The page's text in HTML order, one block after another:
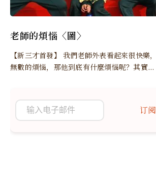
老師的煩惱〈圖〉
【新三才首發】 我們老師外表看起來很快樂，但事實上，他卻有
無數的煩惱，那他到底有什麼煩惱呢？其實...
订阅